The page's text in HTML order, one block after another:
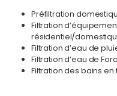
Préfiltration
Filtration
résidentiel/
Filtration d’eau de
Filtration d’eau de
Filtration des bains